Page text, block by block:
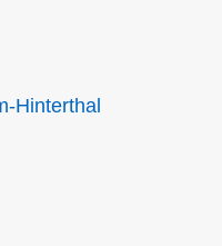
Hinterthal